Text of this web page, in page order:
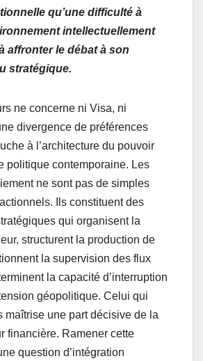
qu’une difficulté à
intellectuellement
affronter le débat à son
stratégique.
ne concerne ni Visa, ni
divergence de préférences
à l’architecture du pouvoir
politique contemporaine. Les
ne sont pas de simples
Ils constituent des
qui organisent la
structurent la production de
la supervision des flux
la capacité d’interruption
géopolitique. Celui qui
maîtrise une part décisive de la
financière. Ramener cette
question d’intégration